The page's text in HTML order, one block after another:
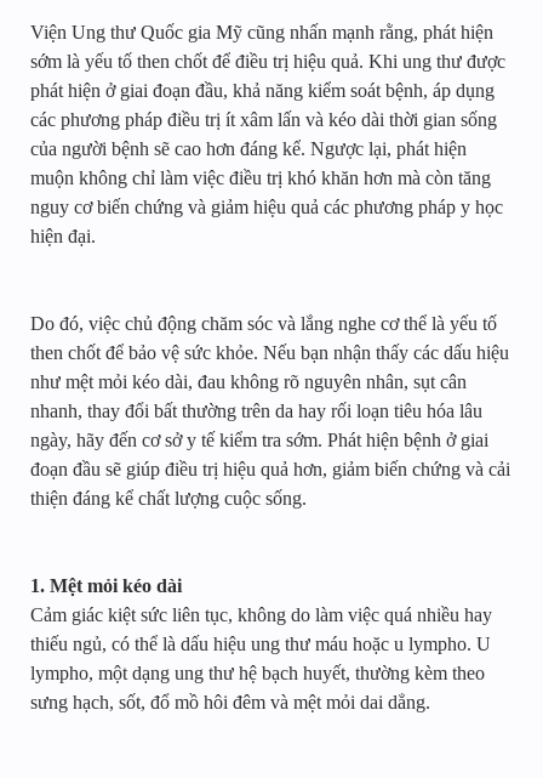
Viện Ung thư Quốc gia Mỹ cũng nhấn mạnh rằng, phát hiện
sớm là yếu tố then chốt để điều trị hiệu quả. Khi ung thư được
phát hiện ở giai đoạn đầu, khả năng kiểm soát bệnh, áp dụng
các phương pháp điều trị ít xâm lấn và kéo dài thời gian sống
của người bệnh sẽ cao hơn đáng kể. Ngược lại, phát hiện
muộn không chỉ làm việc điều trị khó khăn hơn mà còn tăng
nguy cơ biến chứng và giảm hiệu quả các phương pháp y học
hiện đại.
Do đó, việc chủ động chăm sóc và lắng nghe cơ thể là yếu tố
then chốt để bảo vệ sức khỏe. Nếu bạn nhận thấy các dấu hiệu
như mệt mỏi kéo dài, đau không rõ nguyên nhân, sụt cân
nhanh, thay đổi bất thường trên da hay rối loạn tiêu hóa lâu
ngày, hãy đến cơ sở y tế kiểm tra sớm. Phát hiện bệnh ở giai
đoạn đầu sẽ giúp điều trị hiệu quả hơn, giảm biến chứng và cải
thiện đáng kể chất lượng cuộc sống.
1. Mệt mỏi kéo dài
Cảm giác kiệt sức liên tục, không do làm việc quá nhiều hay
thiếu ngủ, có thể là dấu hiệu ung thư máu hoặc u lympho. U
lympho, một dạng ung thư hệ bạch huyết, thường kèm theo
sưng hạch, sốt, đổ mồ hôi đêm và mệt mỏi dai dẳng.